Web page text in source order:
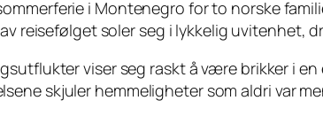
i Montenegro for to norske
reisefølget soler seg i lykkelig uvitenhet,
viser seg raskt å være brikker i
skjuler hemmeligheter som aldri var